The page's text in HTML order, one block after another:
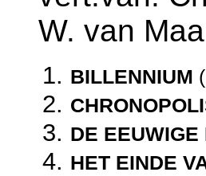
W. van
BILLENNIUM
DE EEUWIGE
HET EINDE